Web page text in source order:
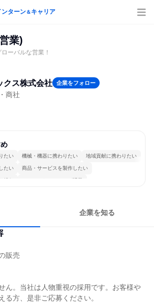
ンターン＆キャリア
業)
ーバルな営業！
クス株式会社 企業をフォロー
商社
たい 機械・機器に携わりたい 地域貢献に携わりたい
たい 商品・サービスを製作したい
組む コミュニケーションが活発
企業を知る
販売
ん。当社は人物重視の採用です。お客様や
る方、是非ご応募ください。